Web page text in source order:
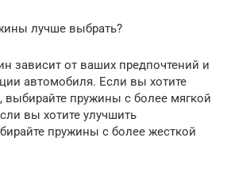
лучше выбрать?
зависит от ваших предпочтений и
автомобиля. Если вы хотите
выбирайте пружины с более мягкой
вы хотите улучшить
пружины с более жесткой